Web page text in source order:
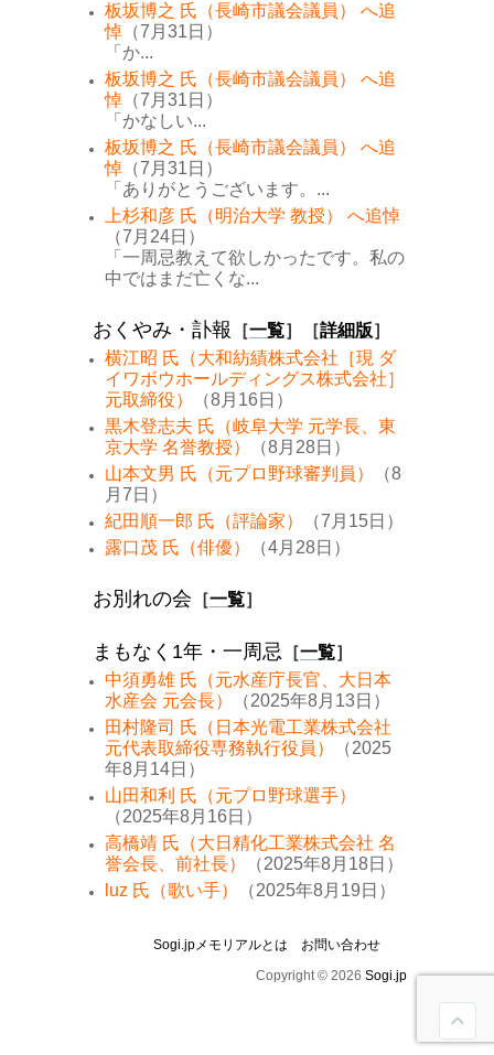
板坂博之 氏（長崎市議会議員） へ追
悼 （7月31日）
「か...
板坂博之 氏（長崎市議会議員） へ追
悼 （7月31日）
「かなしい...
板坂博之 氏（長崎市議会議員） へ追
悼 （7月31日）
「ありがとうございます。...
上杉和彦 氏（明治大学 教授） へ追悼
（7月24日）
「一周忌教えて欲しかったです。私の
中ではまだ亡くな...
おくやみ・訃報 ［一覧］［詳細版］
横江昭 氏（大和紡績株式会社［現 ダ
イワボウホールディングス株式会社］
元取締役）
（8月16日）
黒木登志夫 氏（岐阜大学 元学長、東
京大学 名誉教授）
（8月28日）
山本文男 氏（元プロ野球審判員）
（8
月7日）
紀田順一郎 氏（評論家）
（7月15日）
露口茂 氏（俳優）
（4月28日）
お別れの会 ［一覧］
まもなく1年・一周忌 ［一覧］
中須勇雄 氏（元水産庁長官、大日本
水産会 元会長）
（2025年8月13日）
田村隆司 氏（日本光電工業株式会社
元代表取締役専務執行役員）
（2025
年8月14日）
山田和利 氏（元プロ野球選手）
（2025年8月16日）
高橋靖 氏（大日精化工業株式会社 名
誉会長、前社長）
（2025年8月18日）
luz 氏（歌い手）
（2025年8月19日）
Sogi.jpメモリアルとは
お問い合わせ
Copyright © 2026 Sogi.jp